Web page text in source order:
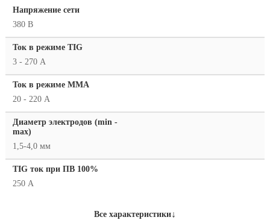
Напряжение сети
380 В
Ток в режиме TIG
3 - 270 А
Ток в режиме ММА
20 - 220 А
Диаметр электродов (min -
max)
1,5-4,0 мм
TIG ток при ПВ 100%
250 А
Все характеристики↓